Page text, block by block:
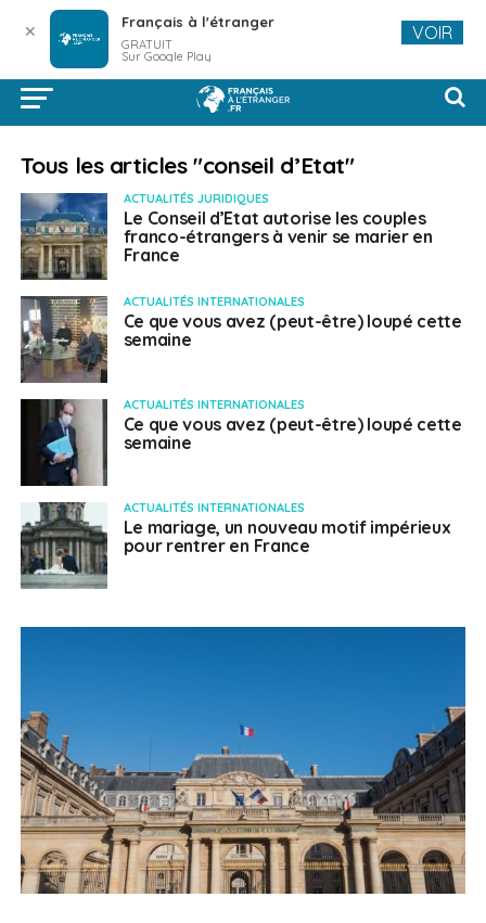
Tous les articles "conseil d’Etat"
ACTUALITÉS JURIDIQUES
Le Conseil d’Etat autorise les couples
franco-étrangers à venir se marier en
France
ACTUALITÉS INTERNATIONALES
Ce que vous avez (peut-être) loupé cette
semaine
ACTUALITÉS INTERNATIONALES
Ce que vous avez (peut-être) loupé cette
semaine
ACTUALITÉS INTERNATIONALES
Le mariage, un nouveau motif impérieux
pour rentrer en France
✕ Français à l'étranger
GRATUIT
Sur Google Play
VOIR